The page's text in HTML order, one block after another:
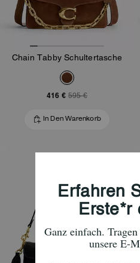
Chain Tabby Schultertasche
416 € 595 €
In Den Warenkorb